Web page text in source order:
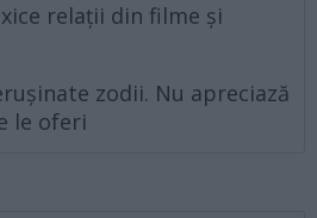
relații din filme și
zodii. Nu apreciază
le oferi